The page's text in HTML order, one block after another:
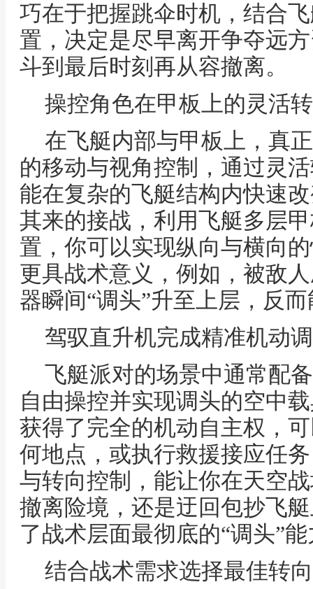
巧在于把握跳伞时机，结合
置，决定是尽早离开争夺远
斗到最后时刻再从容撤离。
操控角色在甲板上的灵活
在飞艇内部与甲板上，真
的移动与视角控制，通过灵
能在复杂的飞艇结构内快速
其来的接战，利用飞艇多层
置，你可以实现纵向与横向
更具战术意义，例如，被敌
器瞬间“调头”升至上层，反
驾驭直升机完成精准机动
飞艇派对的场景中通常配
自由操控并实现调头的空中
获得了完全的机动自主权，
何地点，或执行救援接应任
与转向控制，能让你在天空
撤离险境，还是迂回包抄飞
了战术层面最彻底的“调头”
结合战术需求选择最佳转